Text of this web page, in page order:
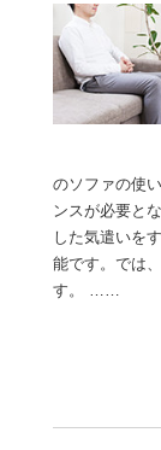
のソファの使
ンスが必要と
した気遣いを
能です。では
す。 ……